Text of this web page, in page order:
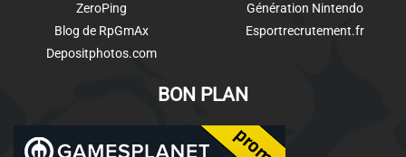
ZeroPing
Blog de RpGmAx
Depositphotos.com
Génération Nintendo
Esportrecrutement.fr
BON PLAN